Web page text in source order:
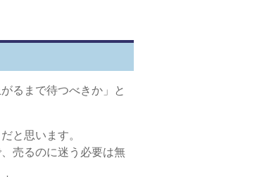
るまで待つべきか」と
と思います。
売るのに迷う必要は無